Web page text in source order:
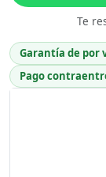
Te
Garantía de por
Pago